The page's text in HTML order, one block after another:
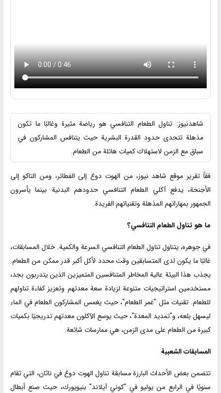
شاهدنیوز: تناول الطعام التنافسي هو رياضة مثيرة وغالبًا ما تكون
مذهلة تتحدى حدود القدرة البشرية حيث يتنافس المشاركون في
سباق مع الزمن لاستهلاك كميات هائلة من الطعام.
فقاً تقرير موقع شاهد نيوز، من الهوت دوغ إلى الفطائر، ومن التاكو إلى
الأجنحة، يدفع آكلي الطعام التنافسي حدودهم البدنية بينما يأسرون
الجمهور بمهاراتهم المذهلة وتقنياتهم الفريدة.
ما هو تناول الطعام التنافسي؟
في جوهره، يتناول تناول الطعام التنافسي السرعة والكمية. خلال المسابقات،
غالبًا ما يكون لدى المتسابقين وقت محدد لأكل أكبر قدر ممكن من الطعام.
يجذب هذا البيئة عالية المخاطر المتنافسين المتميزين الذين يتدربون بجد،
مستخدمين استراتيجيات متنوعة لزيادة سعة معدتهم وتعزيز كفاءة تناولهم
للطعام. تقنيات مثل "غمر الطعام"، حيث يغمس المشاركون الطعام في الماء
ليسهل بلعه، و"تمديد المعدة"، حيث يوسع الآكلون معدتهم تدريجيًا بكميات
كبيرة من الطعام على مدى الزمن، هي ممارسات شائعة.
المسابقات الشعبية
تتضمن بعض الأحداث البارزة مسابقة تناول الهوت دوغ في ناثان، التي تقام
سنويًا في الرابع من يوليو في "كوني آيلاند" بنيويورك، حيث صنع أبطال